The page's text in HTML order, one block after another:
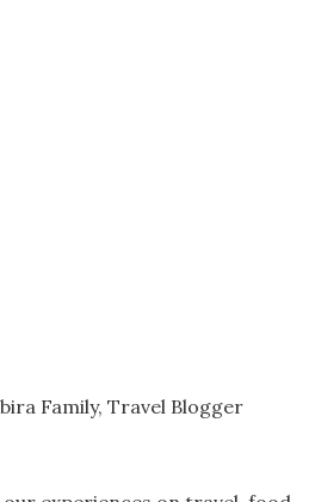
Family, Travel Blogger